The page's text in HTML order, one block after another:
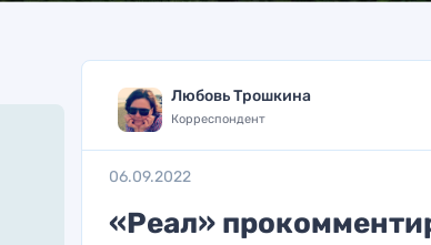
Любовь Трошкина
Корреспондент
06.09.2022
«Реал»